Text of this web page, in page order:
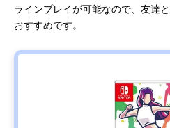
ラインプレイが可能なので、友達
おすすめです。